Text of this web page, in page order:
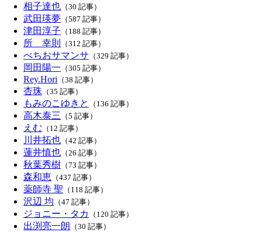
相子達也 （30 記事）
武田瑛夢 （587 記事）
津田淳子 （188 記事）
所 幸則 （312 記事）
べちおサマンサ （329 記事）
岡田陽一 （305 記事）
Rey.Hori （38 記事）
杏珠 （35 記事）
もみのこゆきと （136 記事）
高木泰三 （5 記事）
えむ （12 記事）
川井拓也 （42 記事）
蓮井慎也 （26 記事）
秋葉秀樹 （73 記事）
森和恵 （437 記事）
薬師寺 聖 （118 記事）
沢辺 均 （47 記事）
ジョニー・タカ （120 記事）
出渕亮一朗 （30 記事）